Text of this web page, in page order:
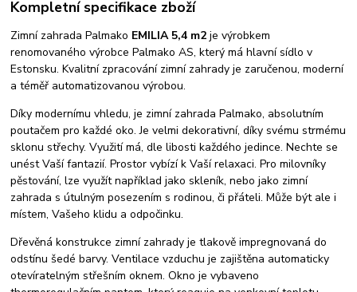
Kompletní specifikace zboží
Zimní zahrada Palmako EMILIA 5,4 m2je výrobkem
renomovaného výrobce Palmako AS, který má hlavní sídlo v
Estonsku. Kvalitní zpracování zimní zahrady je zaručenou, moderní
a téměř automatizovanou výrobou.
Díky modernímu vhledu, je zimní zahrada Palmako, absolutním
poutačem pro každé oko. Je velmi dekorativní, díky svému strmému
sklonu střechy. Využití má, dle libosti každého jedince. Nechte se
unést Vaší fantazií. Prostor vybízí k Vaší relaxaci. Pro milovníky
pěstování, lze využít například jako skleník, nebo jako zimní
zahrada s útulným posezením s rodinou, či přáteli. Může být ale i
místem, Vašeho klidu a odpočinku.
Dřevěná konstrukce zimní zahrady je tlakově impregnovaná do
odstínu šedé barvy. Ventilace vzduchu je zajištěna automaticky
otevíratelným střešním oknem. Okno je vybaveno